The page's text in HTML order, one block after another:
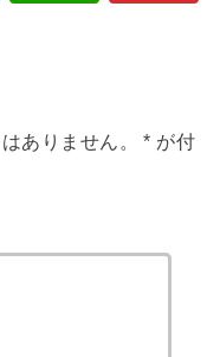
ありません。 * が付